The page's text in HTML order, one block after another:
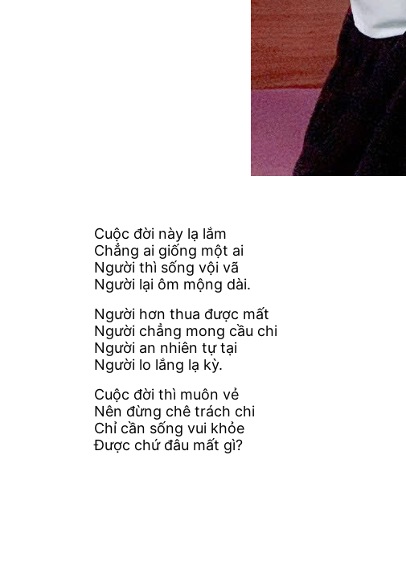
Cuộc đời này lạ lắm
Chẳng ai giống một ai
Người thì sống vội vã
Người lại ôm mộng dài.
Người hơn thua được mất
Người chẳng mong cầu chi
Người an nhiên tự tại
Người lo lắng lạ kỳ.
Cuộc đời thì muôn vẻ
Nên đừng chê trách chi
Chỉ cần sống vui khỏe
Được chứ đâu mất gì?